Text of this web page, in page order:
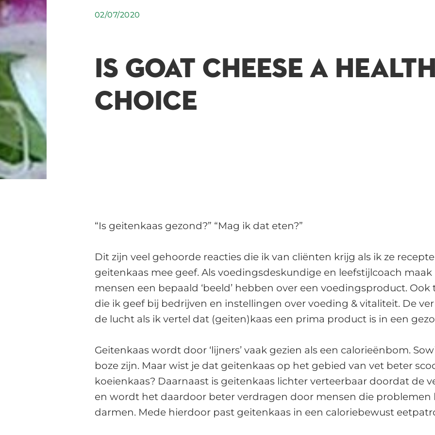
02/07/2020
IS GOAT CHEESE A
CHOICE
“Is geitenkaas gezond?” “Mag ik dat eten?”
Dit zijn veel gehoorde reacties die ik van cliënten krijg als ik ze
geitenkaas mee geef. Als voedingsdeskundige en leefstijlcoach
mensen een bepaald ‘beeld’ hebben over een voedingsproduct. Ook
die ik geef bij bedrijven en instellingen over voeding & vitaliteit. De
de lucht als ik vertel dat (geiten)kaas een prima product is in een
Geitenkaas wordt door ‘lijners’ vaak gezien als een calorieënbom.
boze zijn. Maar wist je dat geitenkaas op het gebied van vet beter
koeienkaas? Daarnaast is geitenkaas lichter verteerbaar doordat de
en wordt het daardoor beter verdragen door mensen die
darmen. Mede hierdoor past geitenkaas in een caloriebewust